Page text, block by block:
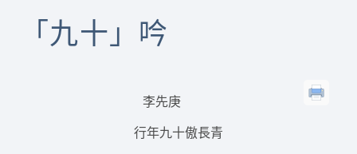
「九十」吟
李先庚
行年九十傲長青